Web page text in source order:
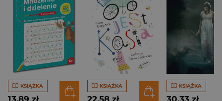
KSIĄŻKA
13,89 zł
KSIĄŻKA
22,58 zł
KSIĄŻKA
30,33 zł